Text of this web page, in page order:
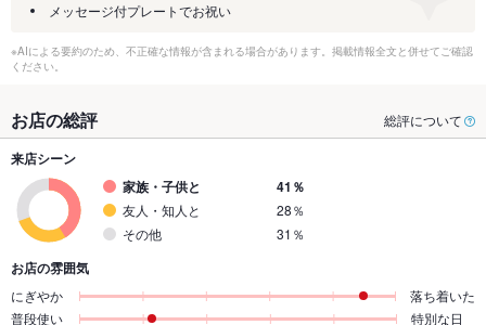
メッセージ付プレートでお祝い
※AIによる要約のため、不正確な情報が含まれる場合があります。掲載情報全文と併せてご確認
ください。
お店の総評 総評について
来店シーン
家族・子供と
41％
友人・知人と
28％
その他
31％
お店の雰囲気
にぎやか
落ち着いた
普段使い
特別な日